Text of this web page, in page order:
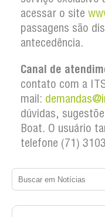
acessar o site
passagens são
antecedência.
Canal de
contato com a
mail:
dúvidas,
Boat. O usuário
telefone (71)